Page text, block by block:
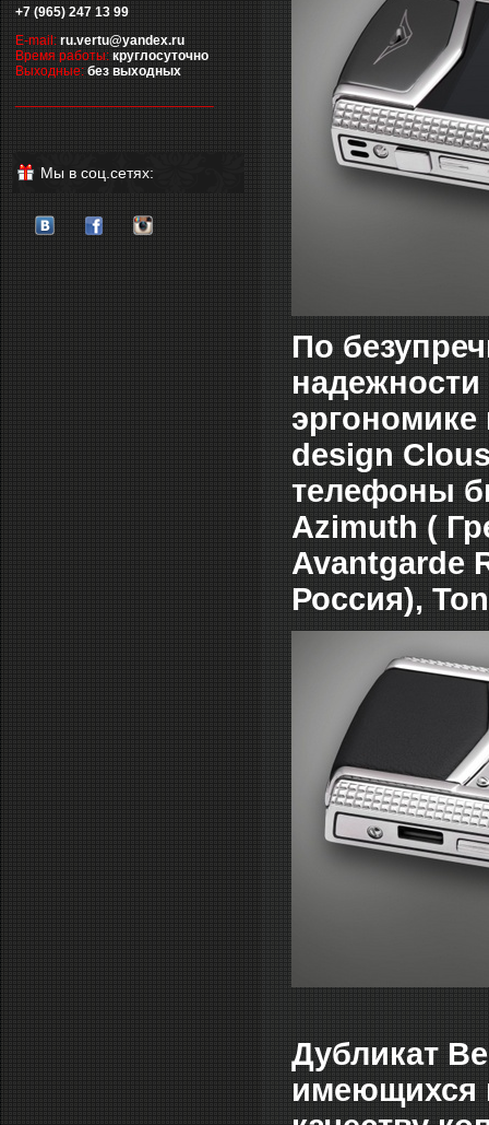
+7 (965) 247 13 99
E-mail: ru.vertu@yandex.ru
Время работы: круглосуточно
Выходные: без выходных
Мы в соц.сетях:
По
надежности
design
телефоны
Azimuth (
Avantgarde
Россия),
Дубликат
имеющихся